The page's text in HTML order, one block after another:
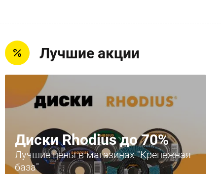
Лучшие акции
Диски Rhodius до 70%
Лучшие цены в магазинах "Крепежная
база"